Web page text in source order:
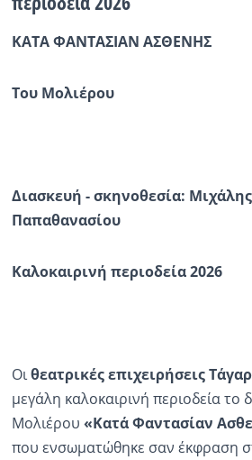
ΚΑΤΑ ΦΑΝΤΑΣΙΑΝ ΑΣΘΕΝΗΣ
Του Μολιέρου
Διασκευή - σκηνοθεσία:
Παπαθανασίου
Καλοκαιρινή περιοδεία 2026
Οιθεατρικές επιχειρήσεις
μεγάλη καλοκαιρινή περιοδεία το
Μολιέρου «ΚατάΦαντασίαν
που ενσωματώθηκε σαν έκφραση